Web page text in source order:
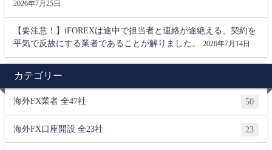
2026年7月25日
【要注意！】iFOREXは途中で担当者と連絡が途絶える、契約を
平気で反故にする業者であることが解りました。
2026年7月14日
カテゴリー
海外FX業者 全47社 50
海外FX口座開設 全23社 23